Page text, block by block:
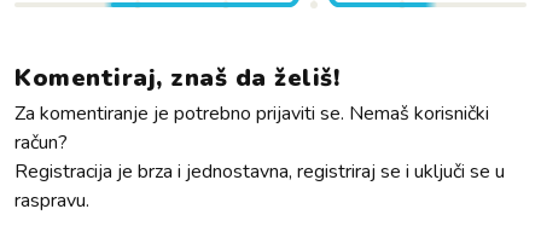
Komentiraj, znaš da želiš!
Za komentiranje je potrebno prijaviti se. Nemaš korisnički
račun?
Registracija je brza i jednostavna, registriraj se i uključi se u
raspravu.